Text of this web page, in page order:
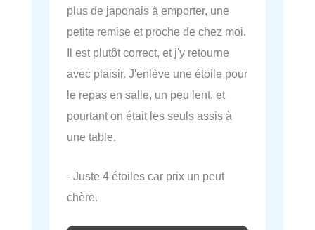
plus de japonais à emporter, une
petite remise et proche de chez moi.
Il est plutôt correct, et j'y retourne
avec plaisir. J'enlève une étoile pour
le repas en salle, un peu lent, et
pourtant on était les seuls assis à
une table.
- Juste 4 étoiles car prix un peut
chère.